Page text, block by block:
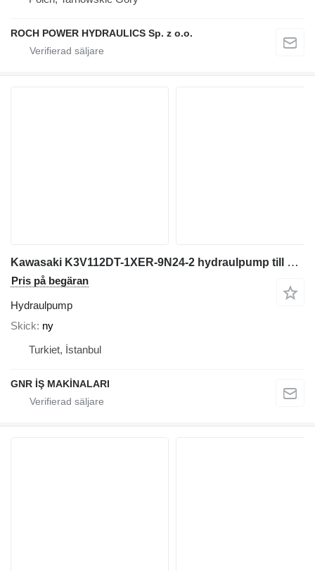
ROCH POWER HYDRAULICS Sp. z o.o.
Kawasaki K3V112DT-1XER-9N24-2 hydraulpump till Volvo grävmaskin
Pris på begäran
Hydraulpump
Skick ny
Turkiet, İstanbul
GNR İŞ MAKİNALARI